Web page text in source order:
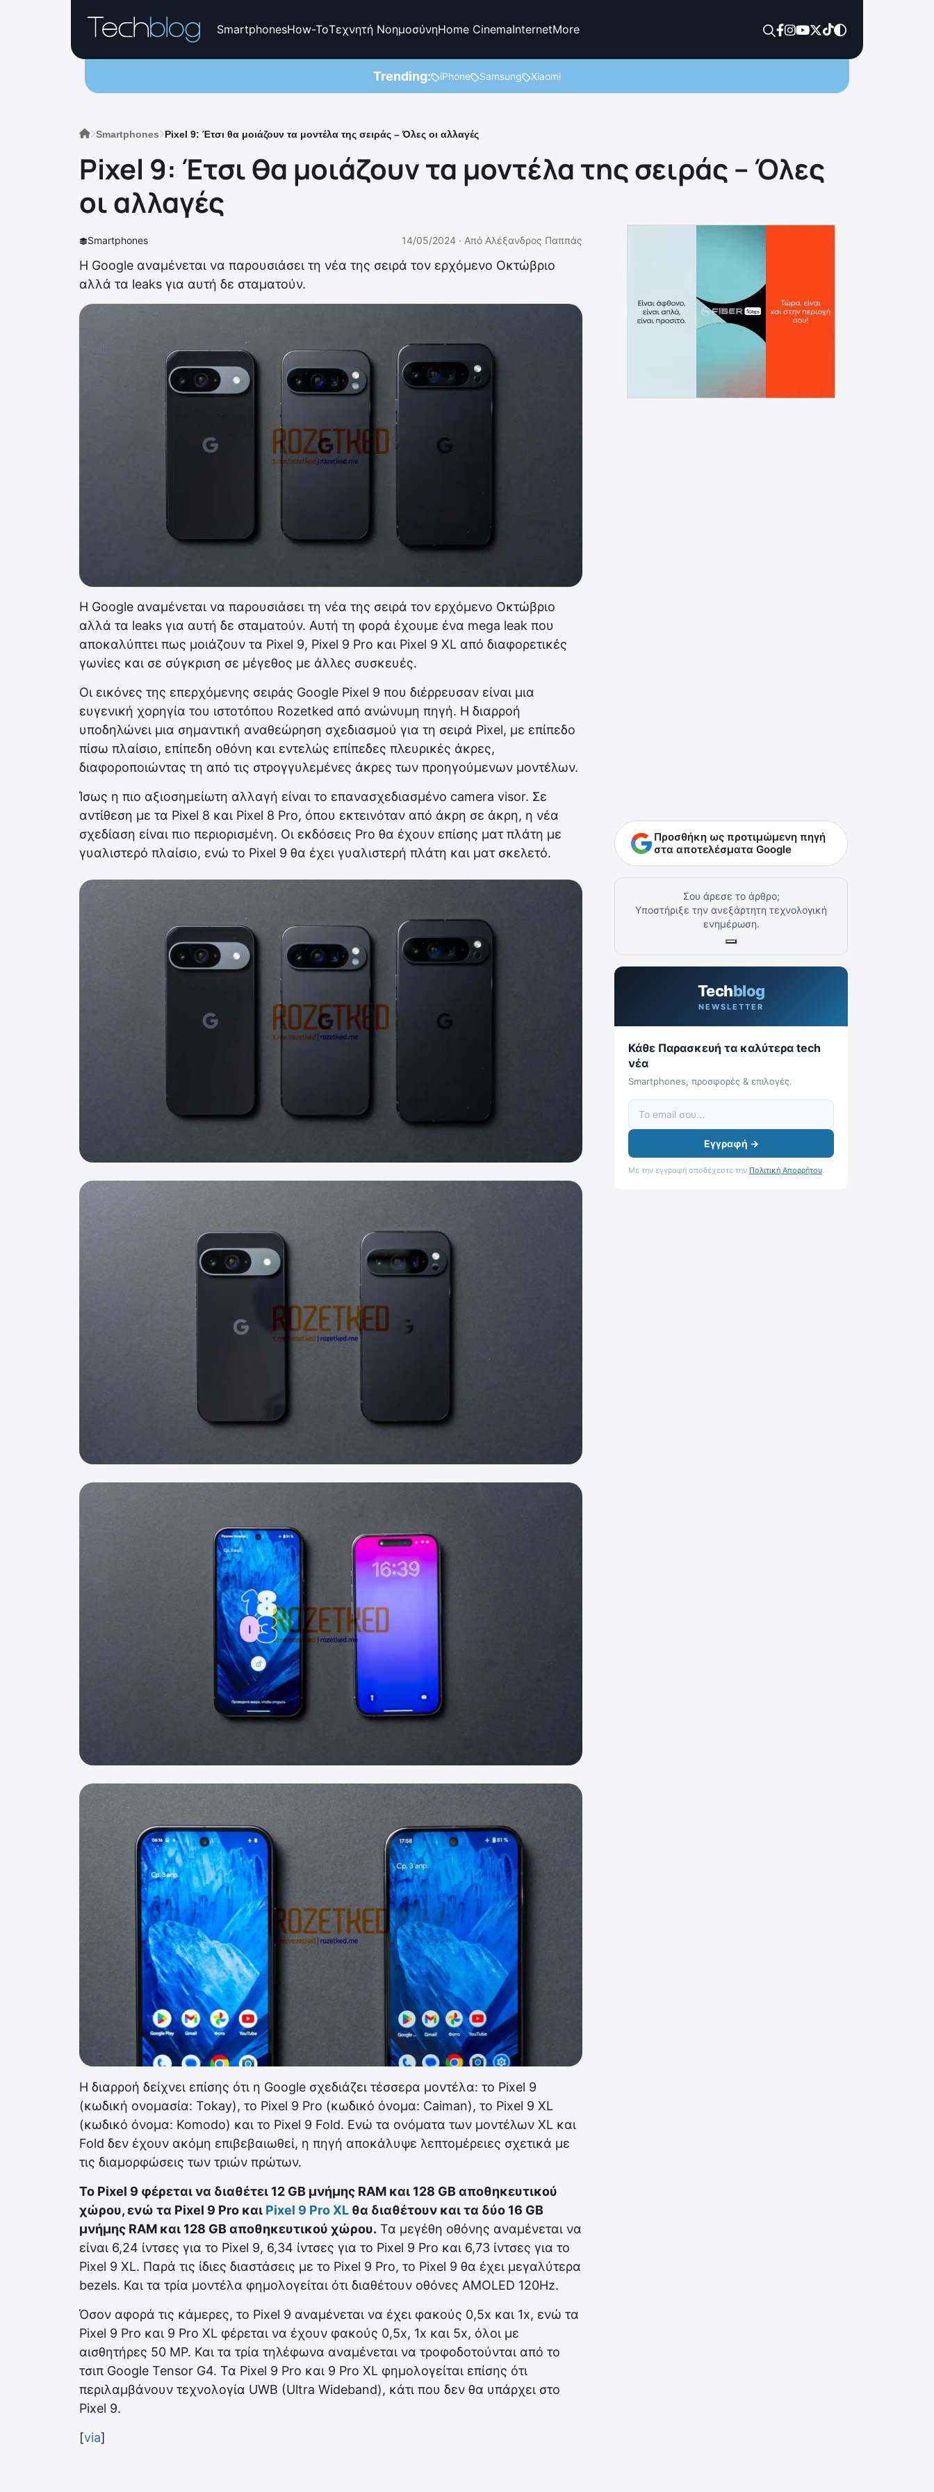
SmartphonesHow-ToΤεχνητή ΝοημοσύνηHome CinemaInternetMore
Trending: iPhone Samsung Xiaomi
Smartphones Pixel 9: Έτσι θα μοιάζουν τα μοντέλα της σειράς – Όλες οι αλλαγές
Pixel 9: Έτσι θα μοιάζουν τα μοντέλα της σειράς – Όλες
οι αλλαγές
Smartphones 14/05/2024 · Από Αλέξανδρος Παππάς
Η Google αναμένεται να παρουσιάσει τη νέα της σειρά τον ερχόμενο Οκτώβριο
αλλά τα leaks για αυτή δε σταματούν.
Η Google αναμένεται να παρουσιάσει τη νέα της σειρά τον ερχόμενο Οκτώβριο
αλλά τα leaks για αυτή δε σταματούν. Αυτή τη φορά έχουμε ένα mega leak που
αποκαλύπτει πως μοιάζουν τα Pixel 9, Pixel 9 Pro και Pixel 9 XL από διαφορετικές
γωνίες και σε σύγκριση σε μέγεθος με άλλες συσκευές.
Οι εικόνες της επερχόμενης σειράς Google Pixel 9 που διέρρευσαν είναι μια
ευγενική χορηγία του ιστοτόπου Rozetked από ανώνυμη πηγή. Η διαρροή
υποδηλώνει μια σημαντική αναθεώρηση σχεδιασμού για τη σειρά Pixel, με επίπεδο
πίσω πλαίσιο, επίπεδη οθόνη και εντελώς επίπεδες πλευρικές άκρες,
διαφοροποιώντας τη από τις στρογγυλεμένες άκρες των προηγούμενων μοντέλων.
Ίσως η πιο αξιοσημείωτη αλλαγή είναι το επανασχεδιασμένο camera visor. Σε
αντίθεση με τα Pixel 8 και Pixel 8 Pro, όπου εκτεινόταν από άκρη σε άκρη, η νέα
σχεδίαση είναι πιο περιορισμένη. Οι εκδόσεις Pro θα έχουν επίσης ματ πλάτη με
γυαλιστερό πλαίσιο, ενώ το Pixel 9 θα έχει γυαλιστερή πλάτη και ματ σκελετό.
Η διαρροή δείχνει επίσης ότι η Google σχεδιάζει τέσσερα μοντέλα: το Pixel 9
(κωδική ονομασία: Tokay), το Pixel 9 Pro (κωδικό όνομα: Caiman), το Pixel 9 XL
(κωδικό όνομα: Komodo) και το Pixel 9 Fold. Ενώ τα ονόματα των μοντέλων XL και
Fold δεν έχουν ακόμη επιβεβαιωθεί, η πηγή αποκάλυψε λεπτομέρειες σχετικά με
τις διαμορφώσεις των τριών πρώτων.
Το Pixel 9 φέρεται να διαθέτει 12 GB μνήμης RAM και 128 GB αποθηκευτικού
χώρου, ενώ τα Pixel 9 Pro και Pixel 9 Pro XL θα διαθέτουν και τα δύο 16 GB
μνήμης RAM και 128 GB αποθηκευτικού χώρου. Τα μεγέθη οθόνης αναμένεται να
είναι 6,24 ίντσες για το Pixel 9, 6,34 ίντσες για το Pixel 9 Pro και 6,73 ίντσες για το
Pixel 9 XL. Παρά τις ίδιες διαστάσεις με το Pixel 9 Pro, το Pixel 9 θα έχει μεγαλύτερα
bezels. Και τα τρία μοντέλα φημολογείται ότι διαθέτουν οθόνες AMOLED 120Hz.
Όσον αφορά τις κάμερες, το Pixel 9 αναμένεται να έχει φακούς 0,5x και 1x, ενώ τα
Pixel 9 Pro και 9 Pro XL φέρεται να έχουν φακούς 0,5x, 1x και 5x, όλοι με
αισθητήρες 50 MP. Και τα τρία τηλέφωνα αναμένεται να τροφοδοτούνται από το
τσιπ Google Tensor G4. Τα Pixel 9 Pro και 9 Pro XL φημολογείται επίσης ότι
περιλαμβάνουν τεχνολογία UWB (Ultra Wideband), κάτι που δεν θα υπάρχει στο
Pixel 9.
[via]
Προσθήκη ως προτιμώμενη πηγή
στα αποτελέσματα Google
Σου άρεσε το άρθρο;
Υποστήριξε την ανεξάρτητη τεχνολογική
ενημέρωση.
Techblog
NEWSLETTER
Κάθε Παρασκευή τα καλύτερα tech
νέα
Smartphones, προσφορές & επιλογές.
Εγγραφή →
Με την εγγραφή αποδέχεστε την Πολιτική Απορρήτου.